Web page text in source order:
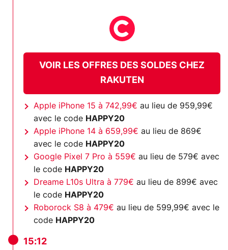
VOIR LES OFFRES DES SOLDES CHEZ
RAKUTEN
Apple iPhone 15 à 742,99€ au lieu de 959,99€
avec le code HAPPY20
Apple iPhone 14 à 659,99€ au lieu de 869€
avec le code HAPPY20
Google Pixel 7 Pro à 559€ au lieu de 579€ avec
le code HAPPY20
Dreame L10s Ultra à 779€ au lieu de 899€ avec
le code HAPPY20
Roborock S8 à 479€ au lieu de 599,99€ avec le
code HAPPY20
15:12